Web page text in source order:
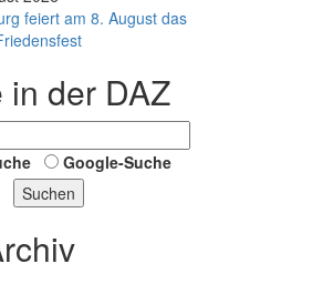
feiert am 8. August das
in der DAZ
Google-Suche
Suchen